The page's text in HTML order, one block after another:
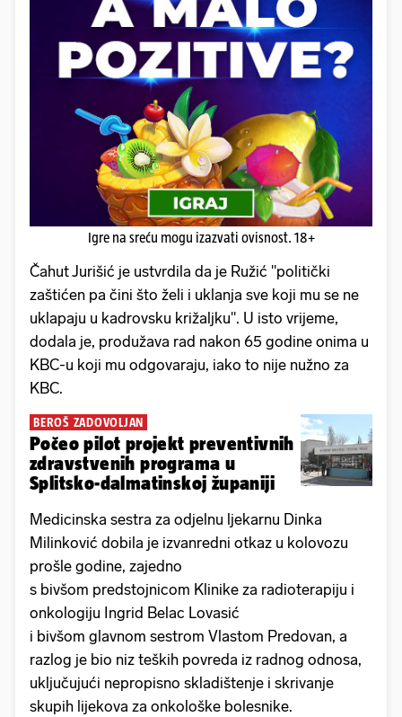
Igre na sreću mogu izazvati ovisnost. 18+
Čahut Jurišić je ustvrdila da je Ružić "politički
zaštićen pa čini što želi i uklanja sve koji mu se ne
uklapaju u kadrovsku križaljku". U isto vrijeme,
dodala je, produžava rad nakon 65 godine onima u
KBC-u koji mu odgovaraju, iako to nije nužno za
KBC.
BEROŠ ZADOVOLJAN
Počeo pilot projekt preventivnih
zdravstvenih programa u
Splitsko-dalmatinskoj županiji
Medicinska sestra za odjelnu ljekarnu Dinka
Milinković dobila je izvanredni otkaz u kolovozu
prošle godine, zajedno
s bivšom predstojnicom Klinike za radioterapiju i
onkologiju Ingrid Belac Lovasić
i bivšom glavnom sestrom Vlastom Predovan, a
razlog je bio niz teških povreda iz radnog odnosa,
uključujući nepropisno skladištenje i skrivanje
skupih lijekova za onkološke bolesnike.